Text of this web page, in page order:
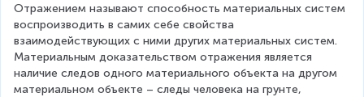
Отражением называют способность материальных систем
воспроизводить в самих себе свойства
взаимодействующих с ними других материальных систем.
Материальным доказательством отражения является
наличие следов одного материального объекта на другом
материальном объекте – следы человека на грунте,